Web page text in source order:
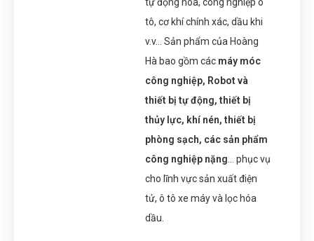
tô, cơ khí chính xác, dầu khi
v.v… Sản phẩm của Hoàng
Hà bao gồm các máy móc
công nghiệp, Robot và
thiết bị tự động, thiết bị
thủy lực, khí nén, thiết bị
phòng sạch, các sản phẩm
công nghiệp nặng … phục vụ
cho lĩnh vực sản xuất điện
tử, ô tô xe máy và lọc hóa
dầu.